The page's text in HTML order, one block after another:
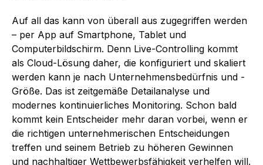
Auf all das kann von überall aus zugegriffen werden
– per App auf Smartphone, Tablet und
Computerbildschirm. Denn Live-Controlling kommt
als Cloud-Lösung daher, die konfiguriert und skaliert
werden kann je nach Unternehmensbedürfnis und -
Größe. Das ist zeitgemäße Detailanalyse und
modernes kontinuierliches Monitoring. Schon bald
kommt kein Entscheider mehr daran vorbei, wenn er
die richtigen unternehmerischen Entscheidungen
treffen und seinem Betrieb zu höheren Gewinnen
und nachhaltiger Wettbewerbsfähigkeit verhelfen will.